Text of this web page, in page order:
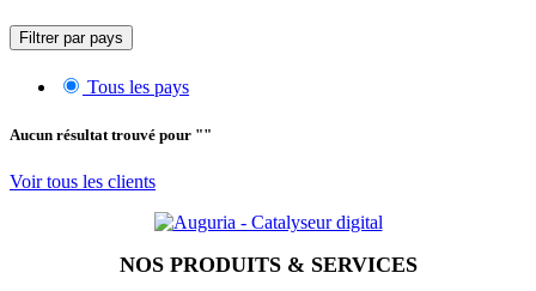
Filtrer par pays
Tous les pays
Aucun résultat trouvé pour ""
Voir tous les clients
NOS PRODUITS & SERVICES